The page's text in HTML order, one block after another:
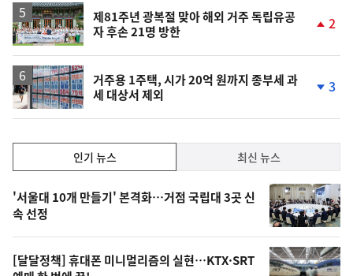
제81주년 광복절 맞아 해외 거주 독립유공
자 후손 21명 방한
계
2
거주용 1주택, 시가 20억 원까지 종부세 과
세 대상서 제외
계
락
3
기,
최
신,
오
인기 뉴스 최신 뉴스
기
뉴
스
'서울대 10개 만들기' 본격화…거점 국립대 3곳 신
속 선정
[달달정책] 휴대폰 미니멀리즘의 실현…KTX·SRT